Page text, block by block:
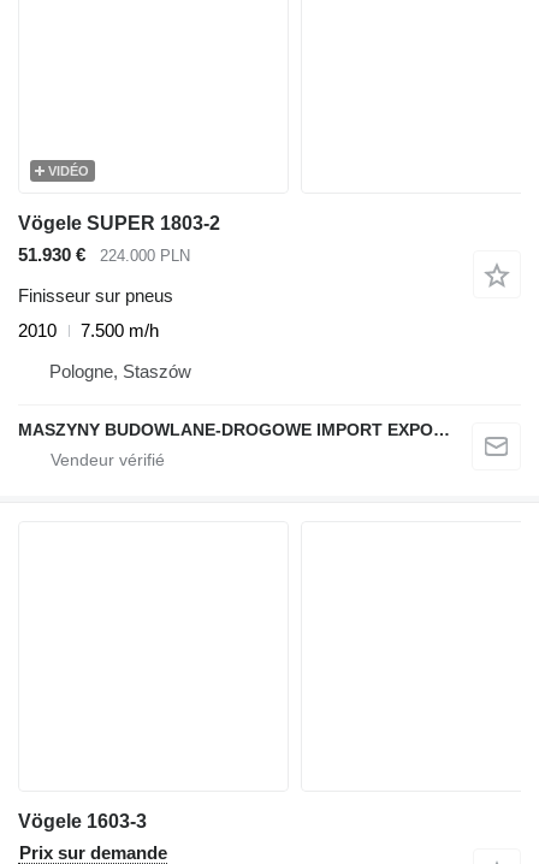
VIDÉO
Vögele SUPER 1803-2
51.930 €
224.000 PLN
Finisseur sur pneus
2010
7.500 m/h
Pologne, Staszów
MASZYNY BUDOWLANE-DROGOWE IMPORT EXPORT
Vögele 1603-3
Prix sur demande